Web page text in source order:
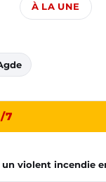
À LA UNE
7
un violent incendie